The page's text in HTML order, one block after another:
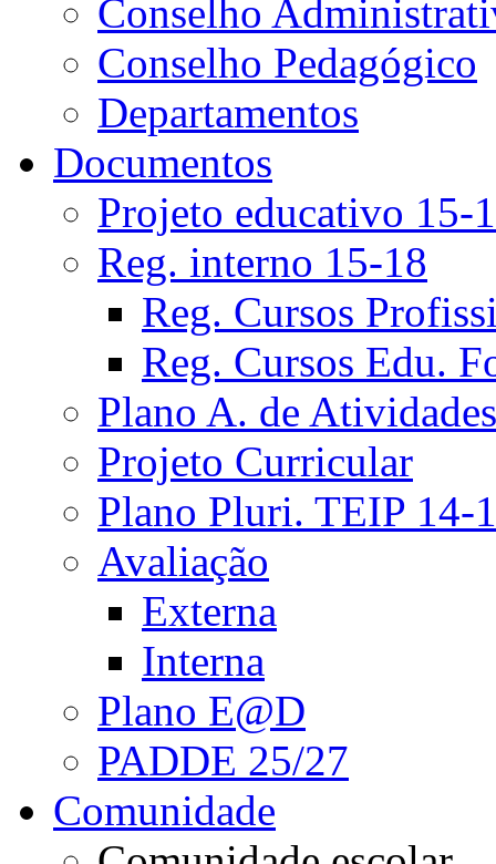
Conselho
Conselho Pedagógico
Departamentos
Documentos
Projeto educativo 15-
Reg. interno 15-18
Reg. Cursos
Reg. Cursos Edu.
Plano A. de Atividades
Projeto Curricular
Plano Pluri. TEIP 14-
Avaliação
Externa
Interna
Plano E@D
PADDE 25/27
Comunidade